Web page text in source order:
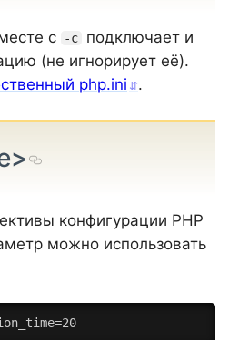
с -c
подключает и
(не игнорирует её).
php.ini .
конфигурации PHP
можно использовать